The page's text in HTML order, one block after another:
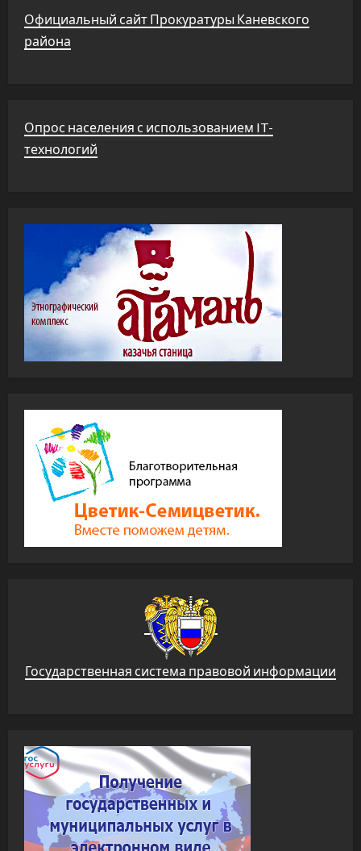
Официальный сайт Прокуратуры Каневского
района
Опрос населения с использованием IT-
технологий
Государственная система правовой информации